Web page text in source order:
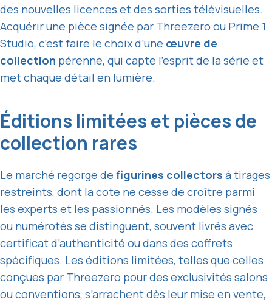
des nouvelles licences et des sorties télévisuelles.
Acquérir une pièce signée par Threezero ou Prime 1
Studio, c’est faire le choix d’une œuvre de
collection pérenne, qui capte l’esprit de la série et
met chaque détail en lumière.
Éditions limitées et pièces de
collection rares
Le marché regorge de figurines collectors à tirages
restreints, dont la cote ne cesse de croître parmi
les experts et les passionnés. Les modèles signés
ou numérotés se distinguent, souvent livrés avec
certificat d’authenticité ou dans des coffrets
spécifiques. Les éditions limitées, telles que celles
conçues par Threezero pour des exclusivités salons
ou conventions, s’arrachent dès leur mise en vente,